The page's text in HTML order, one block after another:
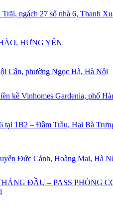
ngách 27 số nhà 6, Thanh
HƯNG YÊN
Cấn, phường Ngọc Hà, Hà Nội
kề Vinhomes Gardenia, phố
tại 1B2 – Đầm Trầu, Hai Bà
Đức Cảnh, Hoàng Mai, Hà
ĐẦU – PASS PHÒNG